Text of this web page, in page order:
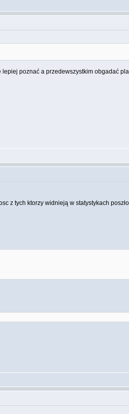
poznać a przedewszystkim obgadać
tych ktorzy widnieją w statystykach